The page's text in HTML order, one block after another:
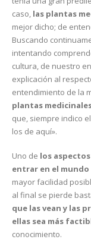
caso, las plantas
mejor dicho; de
Buscando
intentando
cultura, de nuestro
explicación al
entendimiento de la
plantas
que, siempre indico
los de aquí».
Uno de los
entrar en el
mayor facilidad
al final se pierde
que las vean y las
ellas sea más
conocimiento.